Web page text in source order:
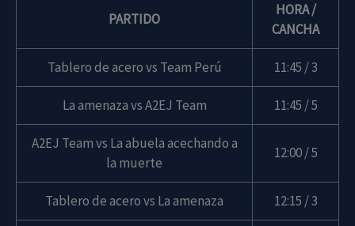
PARTIDO
HORA /
CANCHA
Tablero de acero vs Team Perú 11:45 / 3
La amenaza vs A2EJ Team 11:45 / 5
A2EJ Team vs La abuela acechando a
la muerte
12:00 / 5
Tablero de acero vs La amenaza 12:15 / 3